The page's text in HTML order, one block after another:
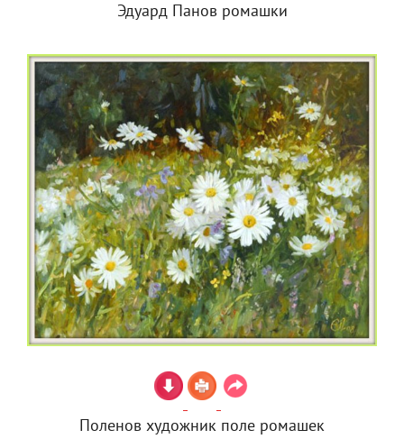
Эдуард Панов ромашки
Поленов художник поле ромашек